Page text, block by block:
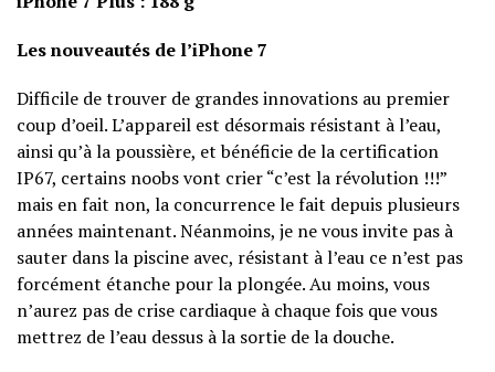
Les nouveautés de l’iPhone 7
Difficile de trouver de grandes innovations au premier
coup d’oeil. L’appareil est désormais résistant à l’eau,
ainsi qu’à la poussière, et bénéficie de la certification
IP67, certains noobs vont crier “c’est la révolution !!!”
mais en fait non, la concurrence le fait depuis plusieurs
années maintenant. Néanmoins, je ne vous invite pas à
sauter dans la piscine avec, résistant à l’eau ce n’est pas
forcément étanche pour la plongée. Au moins, vous
n’aurez pas de crise cardiaque à chaque fois que vous
mettrez de l’eau dessus à la sortie de la douche.